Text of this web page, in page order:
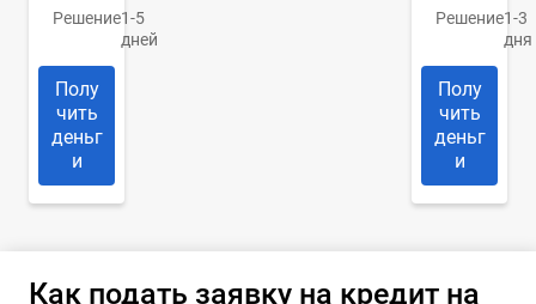
Решение1-5
дней
Полу
чить
деньг
и
Решение1-3
дня
Полу
чить
деньг
и
Как подать заявку на кредит на